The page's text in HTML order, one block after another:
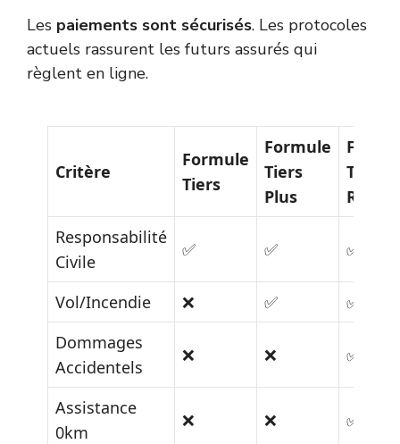
Les paiements sont sécurisés. Les protocoles
actuels rassurent les futurs assurés qui
règlent en ligne.
Critère
Formule
Tiers
Formule
Tiers
Plus
Tous
Responsabilité
Civile
✅ ✅ ✅
Vol/Incendie ❌ ✅
✅
Dommages
Accidentels
❌ ❌ ✅
Assistance
0km
❌ ❌ ✅